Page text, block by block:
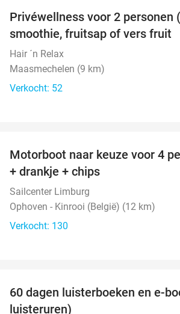
Privéwellness voor 2 personen
smoothie, fruitsap of vers fruit
Hair ´n Relax
Maasmechelen (9 km)
Verkocht: 52
Motorboot naar keuze voor 4
+ drankje + chips
Sailcenter Limburg
Ophoven - Kinrooi (België) (12 km)
Verkocht: 130
60 dagen luisterboeken en e-
luisteruren)